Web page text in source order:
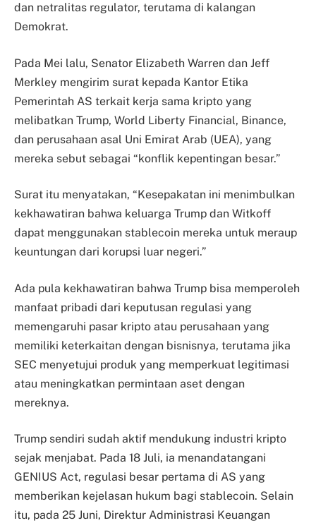
dan netralitas regulator, terutama di kalangan
Demokrat.
Pada Mei lalu, Senator Elizabeth Warren dan Jeff
Merkley mengirim surat kepada Kantor Etika
Pemerintah AS terkait kerja sama kripto yang
melibatkan Trump, World Liberty Financial, Binance,
dan perusahaan asal Uni Emirat Arab (UEA), yang
mereka sebut sebagai “konflik kepentingan besar.”
Surat itu menyatakan, “Kesepakatan ini menimbulkan
kekhawatiran bahwa keluarga Trump dan Witkoff
dapat menggunakan stablecoin mereka untuk meraup
keuntungan dari korupsi luar negeri.”
Ada pula kekhawatiran bahwa Trump bisa memperoleh
manfaat pribadi dari keputusan regulasi yang
memengaruhi pasar kripto atau perusahaan yang
memiliki keterkaitan dengan bisnisnya, terutama jika
SEC menyetujui produk yang memperkuat legitimasi
atau meningkatkan permintaan aset dengan
mereknya.
Trump sendiri sudah aktif mendukung industri kripto
sejak menjabat. Pada 18 Juli, ia menandatangani
GENIUS Act, regulasi besar pertama di AS yang
memberikan kejelasan hukum bagi stablecoin. Selain
itu, pada 25 Juni, Direktur Administrasi Keuangan